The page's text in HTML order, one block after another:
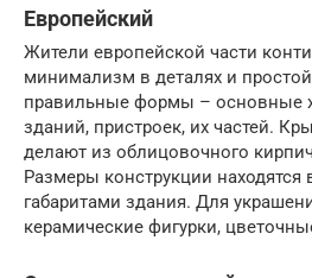
Европейский
Жители европейской части
минимализм в деталях и
правильные формы – основные
зданий, пристроек, их частей.
делают из облицовочного
Размеры конструкции находятся
габаритами здания. Для
керамические фигурки,